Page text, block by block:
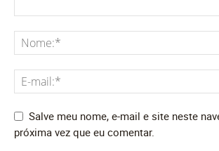
Salve meu nome, e-mail e site neste
próxima vez que eu comentar.